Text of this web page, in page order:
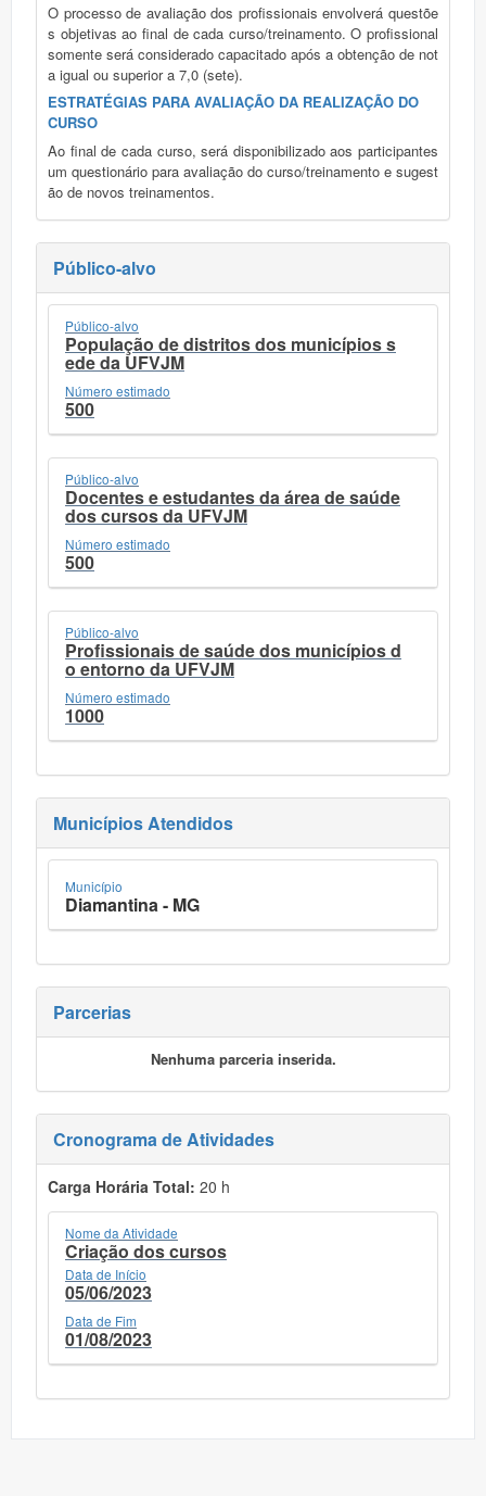
O processo de avaliação dos profissionais envolverá questõe
s objetivas ao final de cada curso/treinamento. O profissional
somente será considerado capacitado após a obtenção de not
a igual ou superior a 7,0 (sete).
ESTRATÉGIAS PARA AVALIAÇÃO DA REALIZAÇÃO DO
CURSO
Ao final de cada curso, será disponibilizado aos participantes
um questionário para avaliação do curso/treinamento e sugest
ão de novos treinamentos.
Público-alvo
Público-alvo
População de distritos dos municípios s
ede da UFVJM
Número estimado
500
Público-alvo
Docentes e estudantes da área de saúde
dos cursos da UFVJM
Número estimado
500
Público-alvo
Profissionais de saúde dos municípios d
o entorno da UFVJM
Número estimado
1000
Municípios Atendidos
Município
Diamantina - MG
Parcerias
Nenhuma parceria inserida.
Cronograma de Atividades
Carga Horária Total: 20 h
Nome da Atividade
Criação dos cursos
Data de Início
05/06/2023
Data de Fim
01/08/2023